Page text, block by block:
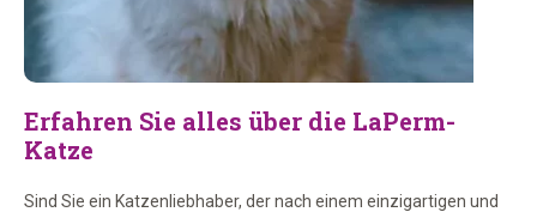
Erfahren Sie alles über die LaPerm-
Katze
Sind Sie ein Katzenliebhaber, der nach einem einzigartigen und